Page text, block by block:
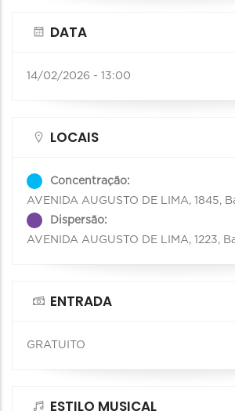
DATA
14/02/2026 - 13:00
LOCAIS
Concentração:
AVENIDA AUGUSTO DE LIMA, 1845,
Dispersão:
AVENIDA AUGUSTO DE LIMA, 1223,
ENTRADA
GRATUITO
ESTILO MUSICAL